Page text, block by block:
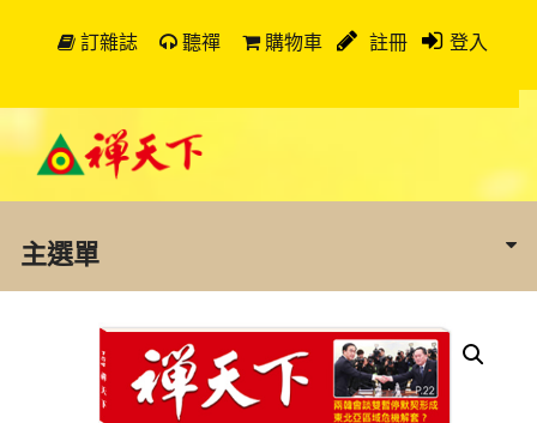
訂雜誌 聽禪 購物車 註冊 登入
主選單